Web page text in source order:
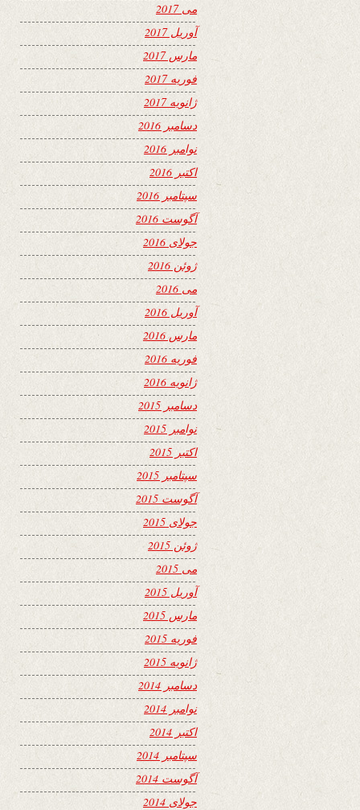
می 2017
آوریل 2017
مارس 2017
فوریه 2017
ژانویه 2017
دسامبر 2016
نوامبر 2016
اکتبر 2016
سپتامبر 2016
آگوست 2016
جولای 2016
ژوئن 2016
می 2016
آوریل 2016
مارس 2016
فوریه 2016
ژانویه 2016
دسامبر 2015
نوامبر 2015
اکتبر 2015
سپتامبر 2015
آگوست 2015
جولای 2015
ژوئن 2015
می 2015
آوریل 2015
مارس 2015
فوریه 2015
ژانویه 2015
دسامبر 2014
نوامبر 2014
اکتبر 2014
سپتامبر 2014
آگوست 2014
جولای 2014